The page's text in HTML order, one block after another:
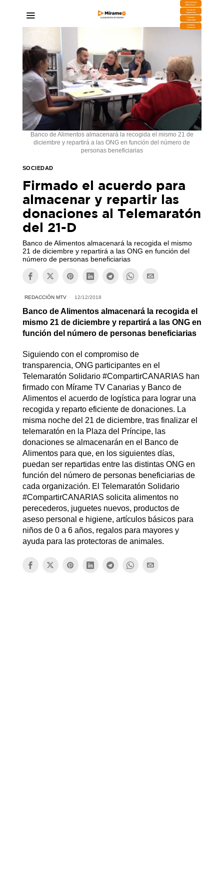
DESCARGA
MIRAPLAY
Buzón de
Sugerencias
Contratar
Publicidad
Contacto
Comercial
Banco de Alimentos almacenará la recogida el mismo 21 de
diciembre y repartirá a las ONG en función del número de
personas beneficiarias
SOCIEDAD
Firmado el acuerdo para
almacenar y repartir las
donaciones al Telemaratón
del 21-D
Banco de Alimentos almacenará la recogida el mismo
21 de diciembre y repartirá a las ONG en función del
número de personas beneficiarias
REDACCIÓN MTV 12/12/2018
Banco de Alimentos almacenará la recogida el
mismo 21 de diciembre y repartirá a las ONG en
función del número de personas beneficiarias
Siguiendo con el compromiso de
transparencia, ONG participantes en el
Telemaratón Solidario #CompartirCANARIAS han
firmado con Mírame TV Canarias y Banco de
Alimentos el acuerdo de logística para lograr una
recogida y reparto eficiente de donaciones. La
misma noche del 21 de diciembre, tras finalizar el
telemaratón en la Plaza del Príncipe, las
donaciones se almacenarán en el Banco de
Alimentos para que, en los siguientes días,
puedan ser repartidas entre las distintas ONG en
función del número de personas beneficiarias de
cada organización. El Telemaratón Solidario
#CompartirCANARIAS solicita alimentos no
perecederos, juguetes nuevos, productos de
aseso personal e higiene, artículos básicos para
niños de 0 a 6 años, regalos para mayores y
ayuda para las protectoras de animales.